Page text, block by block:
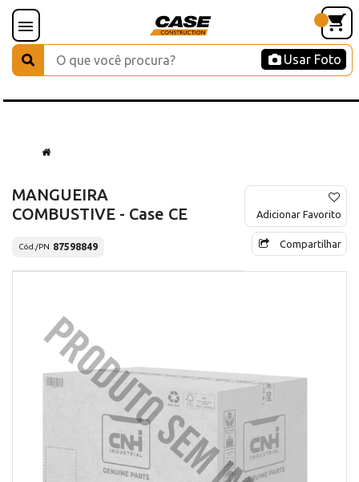
Usar Foto
MANGUEIRA
COMBUSTIVE - Case CE
Cód./PN 87598849
Adicionar Favorito
Compartilhar